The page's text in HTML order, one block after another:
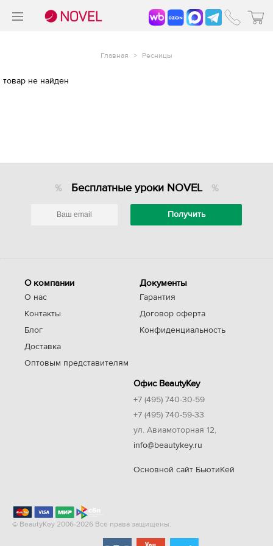
Главная > Ресницы
товар не найден
Бесплатные уроки NOVEL
О компании
О нас
Контакты
Блог
Доставка
Оптовым представителям
Документы
Гарантия
Договор оферта
Конфиденциальность
Офис BeautyKey
+7 (495) 740-30-59
+7 (495) 740-59-33
ул. Авиамоторная 12,
info@beautykey.ru
Основной сайт БьютиКей
© BeautyKey 2006-2026 Все права защищены.